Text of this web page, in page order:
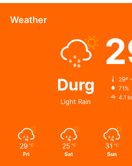
सिंह
देव
Weather
Durg
Light Rain
29º
71%
4.1
29 ℃
Fri
25 ℃
Sat
31 ℃
Sun